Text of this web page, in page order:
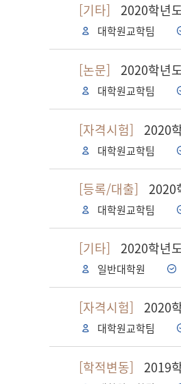
[기타] 2020학년
대학원교학팀
[논문] 2020학년
대학원교학팀
[자격시험] 2020
대학원교학팀
[등록/대출] 2020
대학원교학팀
[기타] 2020학년
일반대학원
[자격시험] 2020
대학원교학팀
[학적변동] 2019